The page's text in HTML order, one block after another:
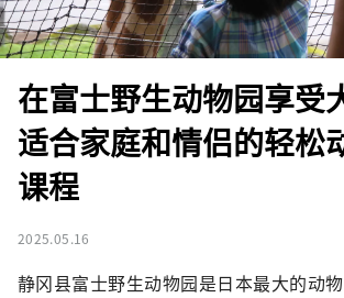
在富士野生动物园享受
适合家庭和情侣的轻松
课程
2025.05.16
静冈县富士野生动物园是日本最大的动